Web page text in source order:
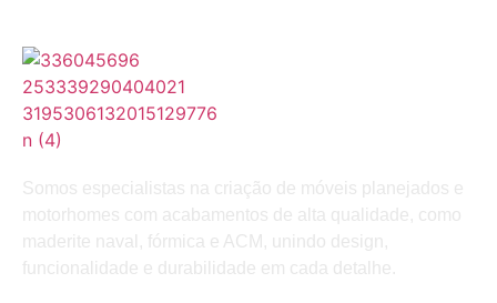
Somos especialistas na criação de móveis planejados e
motorhomes com acabamentos de alta qualidade, como
maderite naval, fórmica e ACM, unindo design,
funcionalidade e durabilidade em cada detalhe.